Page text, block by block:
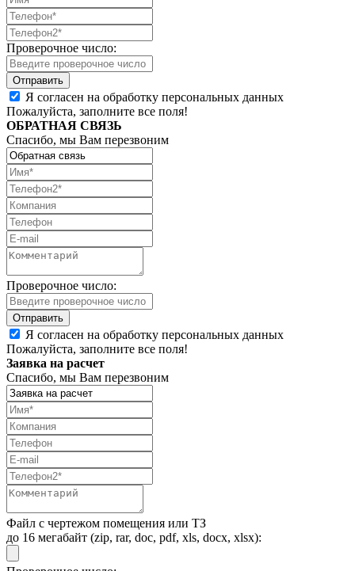
Проверочное число:
Я согласен на обработку персональных данных
Пожалуйста, заполните все поля!
ОБРАТНАЯ СВЯЗЬ
Спасибо, мы Вам перезвоним
Проверочное число:
Я согласен на обработку персональных данных
Пожалуйста, заполните все поля!
Заявка на расчет
Спасибо, мы Вам перезвоним
Файл с чертежом помещения или ТЗ
до 16 мегабайт (zip, rar, doc, pdf, xls, docx, xlsx):